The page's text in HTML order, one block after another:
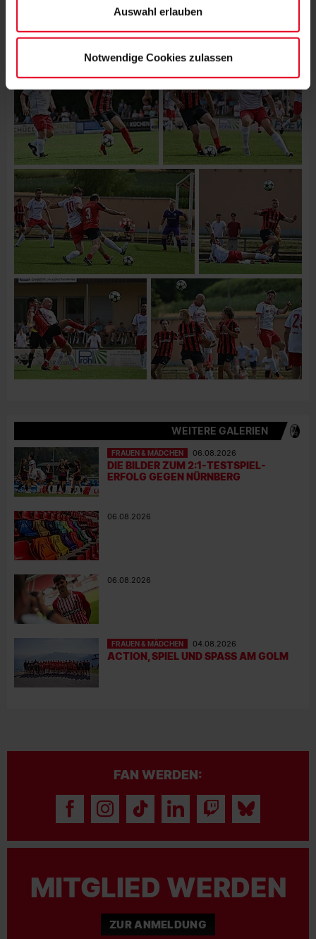
Auswahl erlauben
Notwendige Cookies zulassen
WEITERE GALERIEN
FRAUEN & MÄDCHEN 06.08.2026
DIE BILDER ZUM 2:1-TESTSPIEL-
ERFOLG GEGEN NÜRNBERG
06.08.2026
06.08.2026
FRAUEN & MÄDCHEN 04.08.2026
ACTION, SPIEL UND SPASS AM GOLM
FAN WERDEN:
MITGLIED WERDEN
ZUR ANMELDUNG